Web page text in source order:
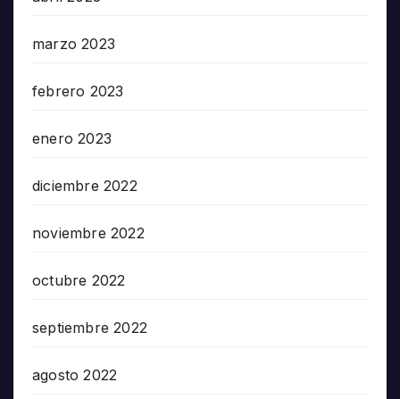
marzo 2023
febrero 2023
enero 2023
diciembre 2022
noviembre 2022
octubre 2022
septiembre 2022
agosto 2022